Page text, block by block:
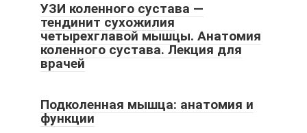
УЗИ коленного сустава —
тендинит сухожилия
четырехглавой мышцы. Анатомия
коленного сустава. Лекция для
врачей
Подколенная мышца: анатомия и
функции